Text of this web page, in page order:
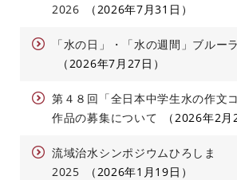
2026
2026年7月31日
「水の日」・「水の週間」ブルー
2026年7月27日
第４８回「全日本中学生水の作文
作品の募集について
2026年2月
流域治水シンポジウムひろしま
2025
2026年1月19日